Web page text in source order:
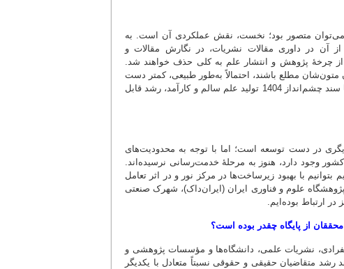
متصور بود؛ نخست، نقش عملکردی آن است. به
آن در داوری مقالات نشریات، در نگارش مقالات و
از چرخۀ پژوهش و انتشار علم به کلی حذف خواهند شد.
مطلع باشند، احتمالاً به‌طور طبیعی، کمتر دست
به تقلب خواهند زد. مجموع این دو، باعث می‌شود که به امید خدا و مطابق با سند چشم‌انداز 1404 تولید علم سالم و کارآمد، رشد قابل
دیگری در دست توسعه است؛ اما با توجه به محدودیت‌های
وجود دارد، هنوز به مرحلۀ خدمت‌رسانی نرسیده‌اند.
با بهبود زیرساخت‌ها در مرکز نور و در اثر تعامل
علوم و فناوری ایران (ایران‌داک)، شهرک صنعتی
ارتباط بوده‌ایم.
محققان از پایگاه چقدر بوده است؟
نشریات علمی، دانشگاه‌ها و مؤسسات پژوهشی و
رشد متقاضیان حقیقی و حقوقی نسبتاً متعادل با یکدیگر